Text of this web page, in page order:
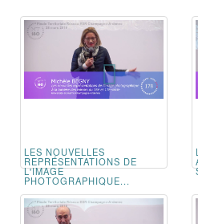
LES NOUVELLES
REPRÉSENTATIONS DE
L'IMAGE
PHOTOGRAPHIQUE...